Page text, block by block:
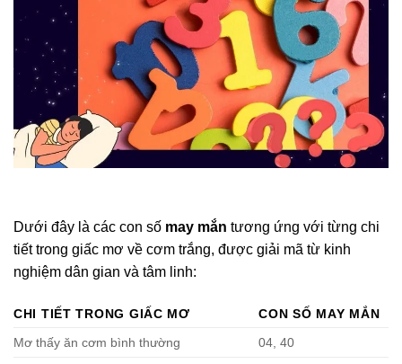
Dưới đây là các con số may mắn tương ứng với từng chi
tiết trong giấc mơ về cơm trắng, được giải mã từ kinh
nghiệm dân gian và tâm linh:
CHI TIẾT TRONG GIẤC MƠ
CON SỐ MAY MẮN
Mơ thấy ăn cơm bình thường
04, 40